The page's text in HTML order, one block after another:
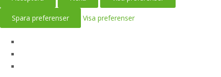
Spara preferenser Visa preferenser